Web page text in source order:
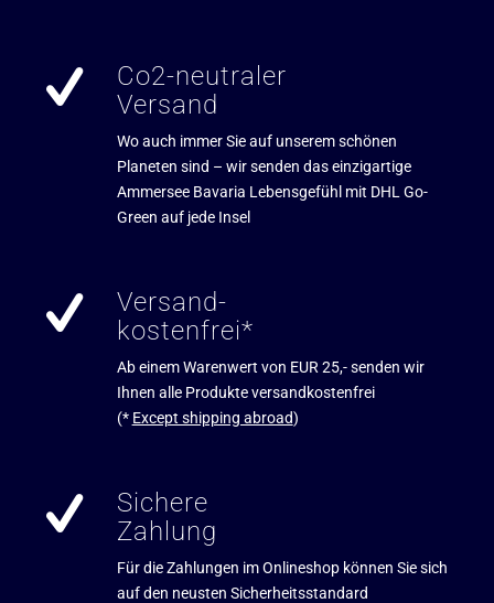
Co2-neutraler
Versand
Wo auch immer Sie auf unserem schönen
Planeten sind – wir senden das einzigartige
Ammersee Bavaria Lebensgefühl mit DHL Go-
Green auf jede Insel
Versand-
kostenfrei*
Ab einem Warenwert von EUR 25,- senden wir
Ihnen alle Produkte versandkostenfrei
(* Except shipping abroad)
Sichere
Zahlung
Für die Zahlungen im Onlineshop können Sie sich
auf den neusten Sicherheitsstandard